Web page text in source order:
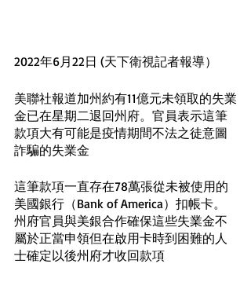
2022年6月22日 (天下衛視記者報導）
美聯社報道加州約有11億元未領取的失業
金已在星期二退回州府。官員表示這筆
款項大有可能是疫情期間不法之徒意圖
詐騙的失業金
這筆款項一直存在78萬張從未被使用的
美國銀行（Bank of America）扣帳卡。
州府官員與美銀合作確保這些失業金不
屬於正當申領但在啟用卡時到困難的人
士確定以後州府才收回款項